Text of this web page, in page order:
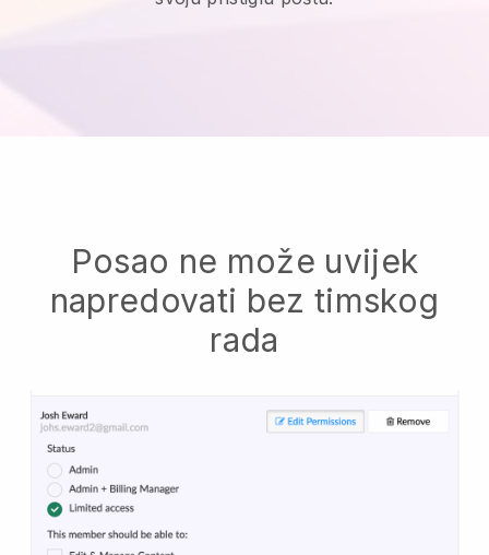
Posao ne može uvijek
napredovati bez timskog
rada